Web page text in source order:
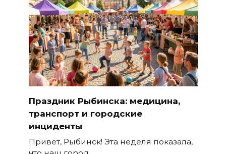
Праздник Рыбинска: медицина,
транспорт и городские
инциденты
Привет, Рыбинск! Эта неделя показала,